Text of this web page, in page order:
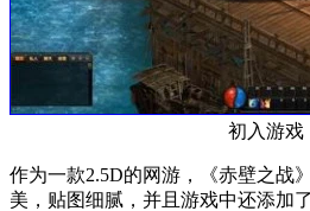
初入游戏
作为一款2.5D的网游，《赤壁之战
美，贴图细腻，并且游戏中还添加